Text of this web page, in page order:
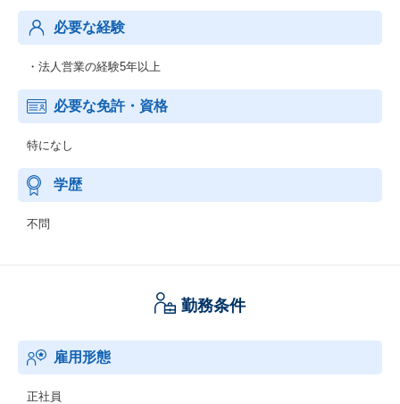
必要な経験
・法人営業の経験5年以上
必要な免許・資格
特になし
学歴
不問
勤務条件
雇用形態
正社員